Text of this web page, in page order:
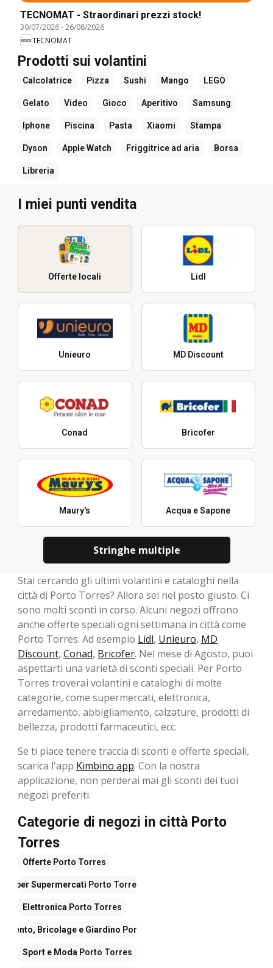
TECNOMAT - Straordinari prezzi stock!
30/07/2026-26/08/2026
TECNOMAT
Prodotti sui volantini
Calcolatrice Pizza Sushi Mango LEGO
Gelato Video Gioco Aperitivo Samsung
Iphone Piscina Pasta Xiaomi Stampa
Dyson Apple Watch Friggitrice ad aria Borsa
Libreria
I miei punti vendita
Offerte locali Lidl
Unieuro MD Discount
Conad Bricofer
Maury's Acqua e Sapone
Stringhe multiple
Stai cercando gli ultimi volantini e cataloghi nella
città di Porto Torres? Allora sei nel posto giusto. Ci
sono molti sconti in corso. Alcuni negozi offrono
anche offerte speciali ogni settimana in città come
Porto Torres. Ad esempio Lidl, Unieuro, MD
Discount, Conad, Bricofer. Nel mese di Agosto, ​​puoi
aspettarti una varietà di sconti speciali. Per Porto
Torres troverai volantini e cataloghi di molte
categorie, come supermercati, elettronica,
arredamento, abbigliamento, calzature, prodotti di
bellezza, prodotti farmaceutici, ecc.
Se ti piace tenere traccia di sconti e offerte speciali,
scarica l'app Kimbino app. Con la nostra
applicazione, non perderai mai gli sconti dei tuoi
negozi preferiti.
Categorie di negozi in città Porto
Torres
Offerte Porto Torres
Iper Supermercati Porto Torres
Elettronica Porto Torres
Bricolage e Giardino Porto Torres
Sport e ModaPorto Torres